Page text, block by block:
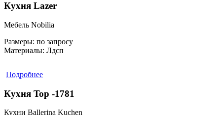
Кухня Lazer
Мебель Nobilia
Размеры: по запросу
Материалы: Лдсп
Подробнее
Кухня Top -1781
Кухни Ballerina Kuchen